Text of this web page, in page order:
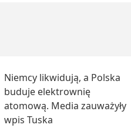
Niemcy likwidują, a Polska
buduje elektrownię
atomową. Media zauważyły
wpis Tuska